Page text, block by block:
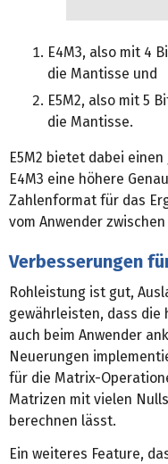
E4M3, also mit 4
die Mantisse und
E5M2, also mit 5
die Mantisse.
E5M2 bietet dabei
E4M3 eine höhere
Zahlenformat für das
vom Anwender
Verbesserungen
Rohleistung ist gut,
gewährleisten, dass die
auch beim Anwender
Neuerungen
für die Matrix-
Matrizen mit vielen
berechnen lässt.
Ein weiteres Feature,